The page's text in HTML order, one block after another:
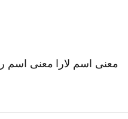
معنى اسم لارا معنى اسم